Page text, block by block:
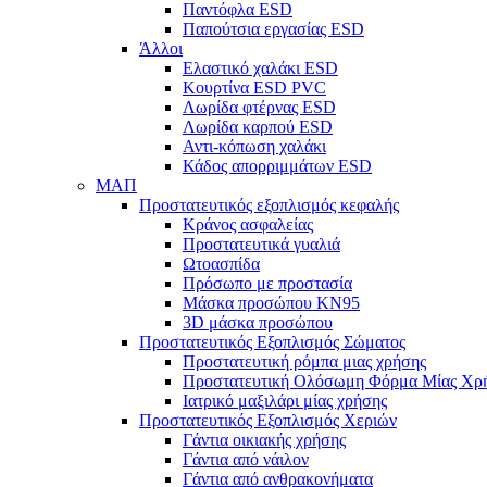
Παντόφλα ESD
Παπούτσια εργασίας ESD
Άλλοι
Ελαστικό χαλάκι ESD
Κουρτίνα ESD PVC
Λωρίδα φτέρνας ESD
Λωρίδα καρπού ESD
Αντι-κόπωση χαλάκι
Κάδος απορριμμάτων ESD
ΜΑΠ
Προστατευτικός εξοπλισμός κεφαλής
Κράνος ασφαλείας
Προστατευτικά γυαλιά
Ωτοασπίδα
Πρόσωπο με προστασία
Μάσκα προσώπου KN95
3D μάσκα προσώπου
Προστατευτικός Εξοπλισμός Σώματος
Προστατευτική ρόμπα μιας χρήσης
Προστατευτική Ολόσωμη Φόρμα Μίας
Ιατρικό μαξιλάρι μίας χρήσης
Προστατευτικός Εξοπλισμός Χεριών
Γάντια οικιακής χρήσης
Γάντια από νάιλον
Γάντια από ανθρακονήματα